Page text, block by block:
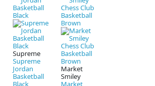
Supreme
Supreme
Jordan
Basketball
Market
Smiley